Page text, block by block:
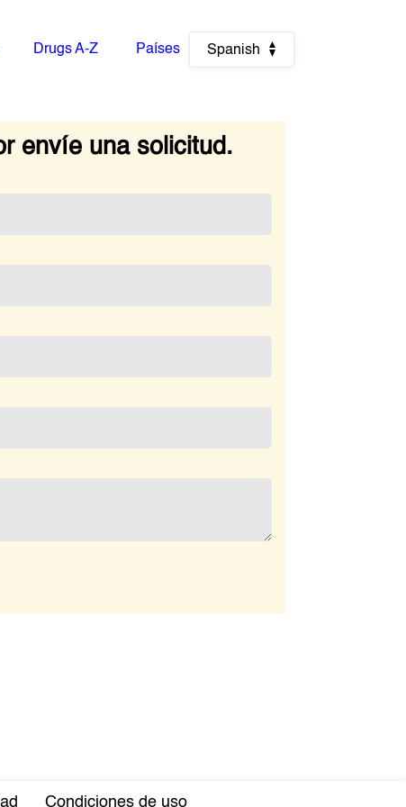
Drugs A-Z Países Spanish
envíe una solicitud.
Condiciones de uso